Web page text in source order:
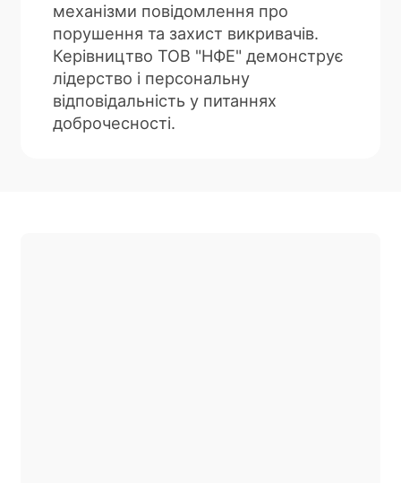
механізми повідомлення про
порушення та захист викривачів.
Керівництво ТОВ "НФЕ" демонструє
лідерство і персональну
відповідальність у питаннях
доброчесності.